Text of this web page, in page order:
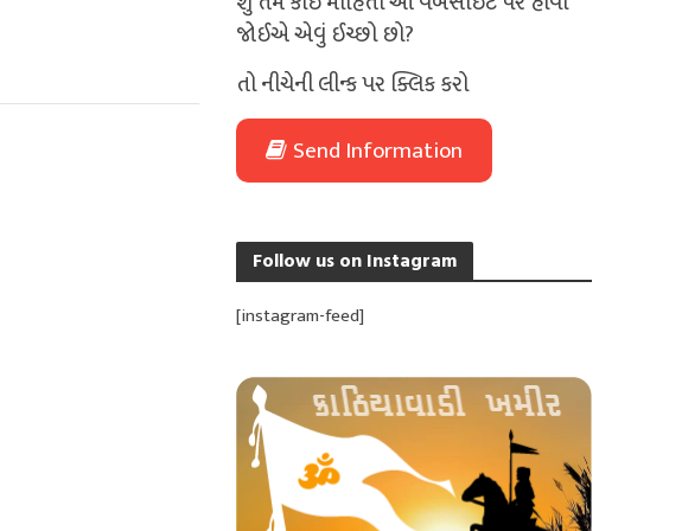
જોઈએ એવું ઈચ્છો છો?
તો નીચેની લીન્ક પર ક્લિક કરો
Send Information
Follow us on Instagram
[instagram-feed]